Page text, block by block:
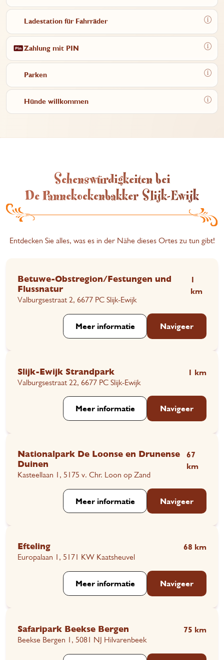
Ladestation für Fahrräder
Zahlung mit PIN
Parken
Hünde willkommen
Sehenswürdigkeiten bei
De Pannekoekenbakker Slijk-Ewijk
Entdecken Sie alles, was es in der Nähe dieses Ortes zu tun gibt!
Betuwe-Obstregion/Festungen und
Flussnatur
Valburgsestraat 2, 6677 PC Slijk-Ewijk
1
km
Meer informatie Navigeer
Slijk-Ewijk Strandpark
Valburgsestraat 22, 6677 PC Slijk-Ewijk
1 km
Meer informatie Navigeer
Nationalpark De Loonse en Drunense
Duinen
Kasteellaan 1, 5175 v. Chr. Loon op Zand
67
km
Meer informatie Navigeer
Efteling
Europalaan 1, 5171 KW Kaatsheuvel
68 km
Meer informatie Navigeer
Safaripark Beekse Bergen
Beekse Bergen 1, 5081 NJ Hilvarenbeek
75 km